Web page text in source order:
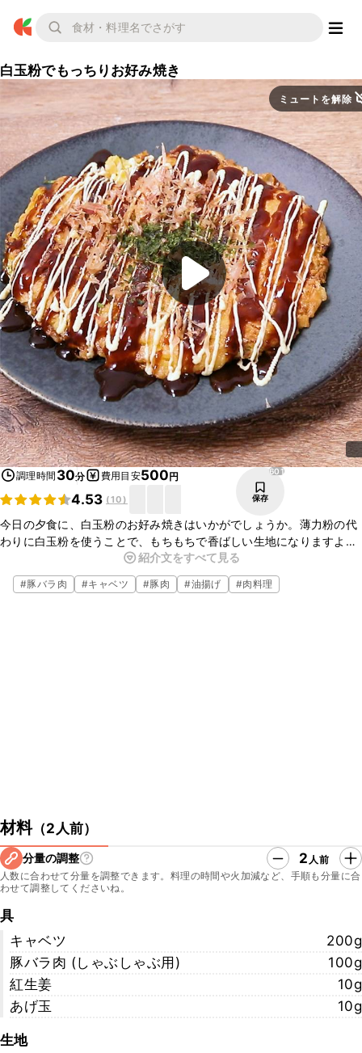
白玉粉でもっちりお好み焼き
ミュートを解除
調理時間 30分 費用目安500円
4.53 (10)
601
保存
今日の夕食に、白玉粉のお好み焼きはいかがでしょうか。薄力粉の代
わりに白玉粉を使うことで、もちもちで香ばしい生地になりますよ。
具はお好みのものでお作りいただけます。お酒のおつまみにも最適な
ので、ぜひお試しくださいね。
紹介文をすべて見る
#豚バラ肉 #キャベツ #豚肉 #油揚げ #肉料理
材料（2人前）
分量の調整 2 人前
人数に合わせて分量を調整できます。料理の時間や火加減など、手順も分量に合
わせて調整してくださいね。
具
キャベツ
200g
豚バラ肉 (しゃぶしゃぶ用)
100g
紅生姜
10g
あげ玉
10g
生地